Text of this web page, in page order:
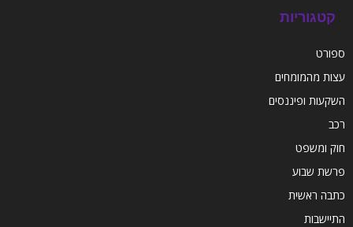
קטגוריות
ספורט
עצות מהמומחים
השקעות ופיננסים
רכב
חוק ומשפט
פרשת שבוע
כתבה ראשית
התיישבות